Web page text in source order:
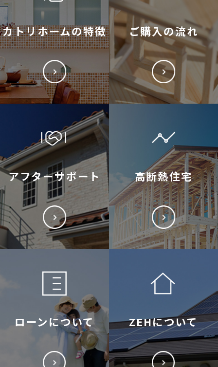
カトリホームの特徴 ご購入の流れ
アフターサポート 高断熱住宅
ローンについて ZEHについて